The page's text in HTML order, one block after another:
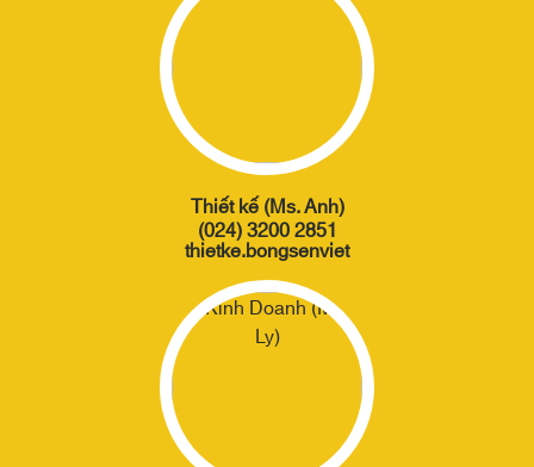
Thiết kế (Ms. Anh)
(024) 3200 2851
thietke.bongsenviet